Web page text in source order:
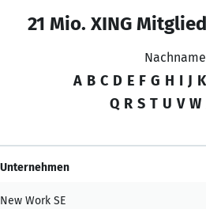
21 Mio. XING
A B C D E F G H I J K
Q R S T U V W
Unternehmen
New Work SE